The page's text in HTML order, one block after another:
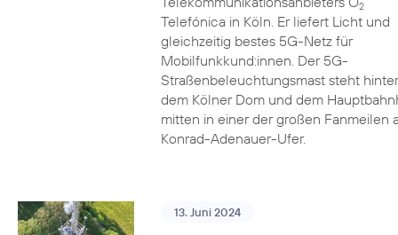
2
Telefónica in Köln. Er liefert Licht und
gleichzeitig bestes 5G-Netz für
Mobilfunkkund:innen. Der 5G-
Straßenbeleuchtungsmast steht hinter
dem Kölner Dom und dem
mitten in einer der großen Fanmeilen
Konrad-Adenauer-Ufer.
13. Juni 2024